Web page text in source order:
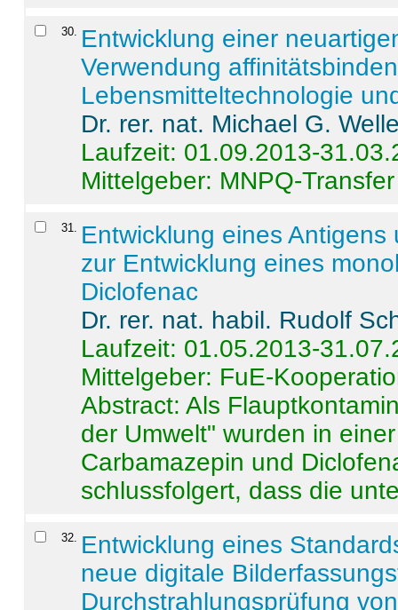
30. Entwicklung einer
Verwendung
Lebensmitteltechnologie
Dr. rer. nat. Michael G.
Laufzeit: 01.09.2013-
Mittelgeber: MNPQ-Transfer
31. Entwicklung eines
zur Entwicklung eines
Diclofenac
Dr. rer. nat. habil. Rudolf
Laufzeit: 01.05.2013-
Mittelgeber: FuE-
Abstract:Als
der Umwelt" wurden in
Carbamazepin und
schlussfolgert, dass die
32. Entwicklung eines
neue digitale
Durchstrahlungsprüfung